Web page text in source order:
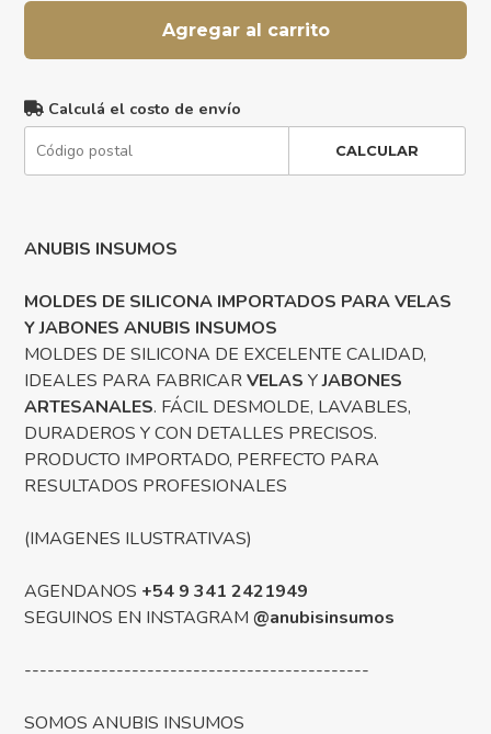
Agregar al carrito
Calculá el costo de envío
CALCULAR
ANUBIS INSUMOS
MOLDES DE SILICONA IMPORTADOS PARA VELAS
Y JABONES ANUBIS INSUMOS
MOLDES DE SILICONA DE EXCELENTE CALIDAD,
IDEALES PARA FABRICARVELAS YJABONES
ARTESANALES. FÁCIL DESMOLDE, LAVABLES,
DURADEROS Y CON DETALLES PRECISOS.
PRODUCTO IMPORTADO, PERFECTO PARA
RESULTADOS PROFESIONALES
(IMAGENES ILUSTRATIVAS)
AGENDANOS +54 9 341 2421949
SEGUINOS EN INSTAGRAM@anubisinsumos
---------------------------------------------
SOMOS ANUBIS INSUMOS